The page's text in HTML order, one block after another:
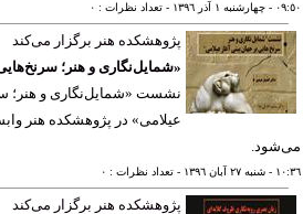
- چهارشنبه ١ آذر ١٣٩٦ - تعداد نظرات : ٠
پژوهشكده هنر برگزار می‌كند
«شمایل‌نگاری و هنر؛ سرنخ‌هایی
نشست «شمایل‌نگاری و هنر؛
عیلامی» در پژوهشكده هنر
- شنبه ٢٧ آبان ١٣٩٦ - تعداد نظرات : ٠
پژوهشكده هنر برگزار می‌كند